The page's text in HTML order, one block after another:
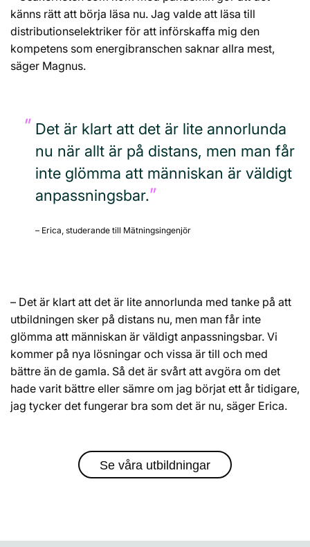
känns rätt att börja läsa nu. Jag valde att läsa till
distributionselektriker för att införskaffa mig den
kompetens som energibranschen saknar allra mest,
säger Magnus.
Det är klart att det är lite annorlunda
nu när allt är på distans, men man får
inte glömma att människan är väldigt
anpassningsbar.
– Erica, studerande till Mätningsingenjör
– Det är klart att det är lite annorlunda med tanke på att
utbildningen sker på distans nu, men man får inte
glömma att människan är väldigt anpassningsbar. Vi
kommer på nya lösningar och vissa är till och med
bättre än de gamla. Så det är svårt att avgöra om det
hade varit bättre eller sämre om jag börjat ett år tidigare,
jag tycker det fungerar bra som det är nu, säger Erica.
Se våra utbildningar